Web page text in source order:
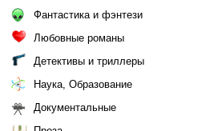
Фантастика и фэнтези
Любовные романы
Детективы и триллеры
Наука, Образование
Документальные